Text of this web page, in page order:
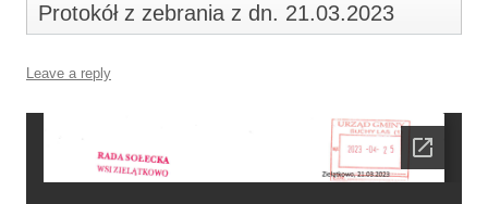
Protokół z zebrania z dn. 21.03.2023
Leave a reply